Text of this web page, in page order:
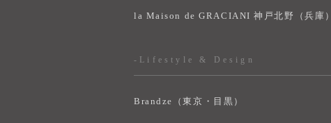
la Maison de GRACIANI 神戸北野（兵庫）
-Lifestyle & Design
Brandze（東京・目黒）